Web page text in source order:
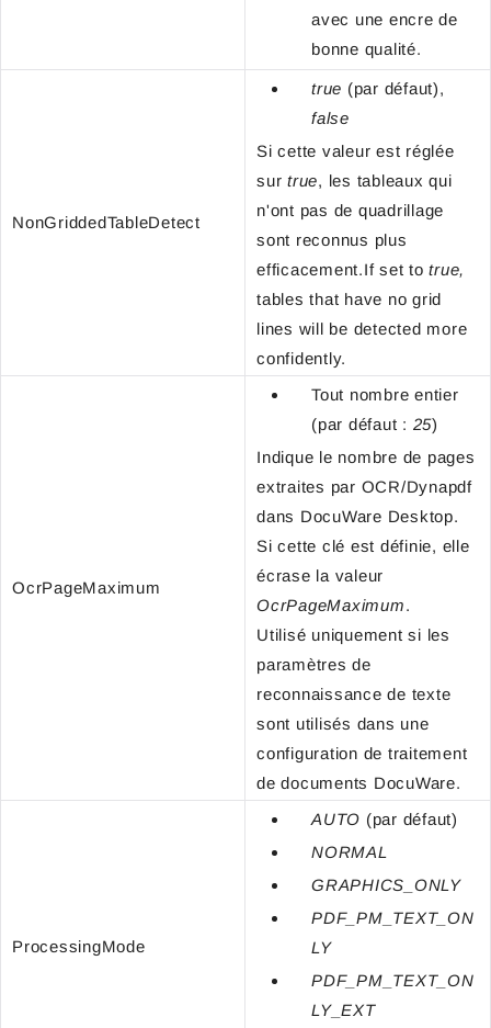
avec une encre de
bonne qualité.
NonGriddedTableDetect
true (par défaut),
false
Si cette valeur est réglée
sur true, les tableaux qui
n'ont pas de quadrillage
sont reconnus plus
efficacement.If set totrue,
tables that have no grid
lines will be detected more
confidently.
OcrPageMaximum
Tout nombre entier
(par défaut : 25)
Indique le nombre de pages
extraites par OCR/Dynapdf
dans DocuWare Desktop.
Si cette clé est définie, elle
écrase la valeur
OcrPageMaximum.
Utilisé uniquement si les
paramètres de
reconnaissance de texte
sont utilisés dans une
configuration de traitement
de documents DocuWare.
ProcessingMode
AUTO (par défaut)
NORMAL
GRAPHICS_ONLY
PDF_PM_TEXT_ON
LY
PDF_PM_TEXT_ON
LY_EXT